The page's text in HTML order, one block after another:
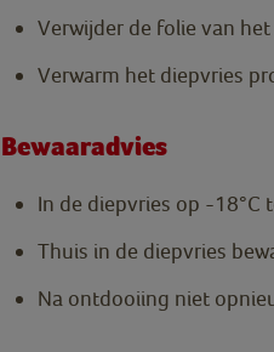
Verwijder de folie van
Verwarm het diepvries
Bewaaradvies
In de diepvries op -
Thuis in de diepvries
Na ontdooiing niet